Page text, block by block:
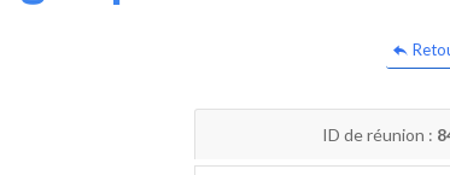
ID de réunion :